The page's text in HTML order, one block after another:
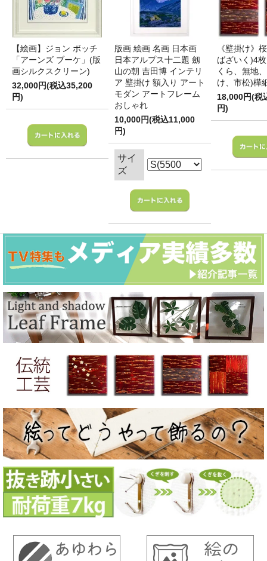
【絵画】ジョン ボッチ
「アーンズ ブーケ」(版
画シルクスクリーン)
32,000円(税込35,200
円)
版画 絵画 名画 日本画
日本アルプス十二題 劔
山の朝 吉田博 インテリ
ア 壁掛け 額入り アート
モダン アートフレーム
おしゃれ
10,000円(税込11,000
円)
サイ
ズ
《壁掛け》
ばざいく)4
くら、無地
け、市松)樺
18,000円(税
円)